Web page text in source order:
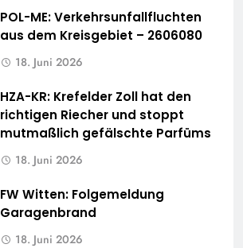
POL-ME: Verkehrsunfallfluchten
aus dem Kreisgebiet – 2606080
18. Juni 2026
HZA-KR: Krefelder Zoll hat den
richtigen Riecher und stoppt
mutmaßlich gefälschte Parfüms
18. Juni 2026
FW Witten: Folgemeldung
Garagenbrand
18. Juni 2026